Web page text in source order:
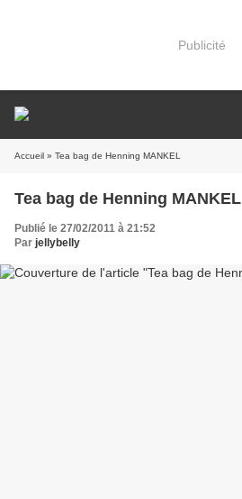
Publicité
Accueil » Tea bag de Henning MANKEL
Tea bag de Henning MANKEL
Publié le 27/02/2011 à 21:52
Par jellybelly